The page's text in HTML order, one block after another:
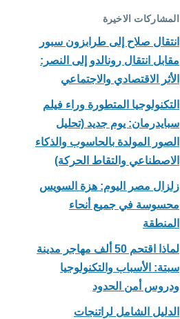
المشاركات الاخيرة
انتقال صلاح إلى طرابزون سبور
مقابل انتقال رونالدو إلى النصر:
الأثر الاقتصادي والاجتماعي
التكنولوجيا المتطورة وراء فيلم
سبايدرمان: يوم جديد (تحليل
الصور المولدة بالحاسوب والذكاء
الاصطناعي والتقاط الحركة)
زلزال مصر اليوم: هزة السويس
محسوسة في جميع أنحاء
المنطقة
لماذا اقتحم 50 ألف مهاجر مدينة
سبتة: الأسباب والتكنولوجيا
ودروس أمن الحدود
الدليل الشامل لراتنجات